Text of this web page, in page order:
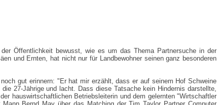
Öffentlichkeit bewusst, wie es um das Thema Partnersuche in der
und Ernten, hat nicht nur für Landbewohner seinen ganz besonderen
gut erinnern: "Er hat mir erzählt, dass er auf seinem Hof Schweine
27-Jährige und lacht. Dass diese Tatsache kein Hindernis darstellte,
hauswirtschaftlichen Betriebsleiterin und dem gelernten "Wirtschaftler